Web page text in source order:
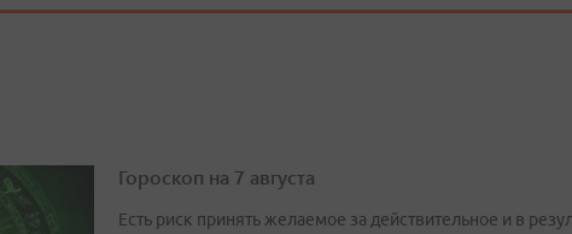
Гороскоп на 7 августа
Есть риск принять желаемое за действительное и в